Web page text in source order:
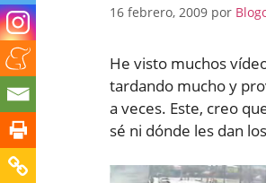
16 febrero, 2009 por
He visto muchos
tardando mucho y
a veces. Este, creo
sé ni dónde les dan